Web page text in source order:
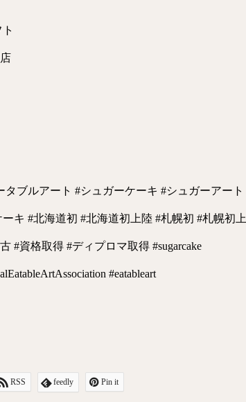
ブルアート #シュガーケーキ #シュガーアート
キ #北海道初 #北海道初上陸 #札幌初 #札幌初上
#資格取得 #ディプロマ取得 #sugarcake
#eatableart
RSS feedly Pin it